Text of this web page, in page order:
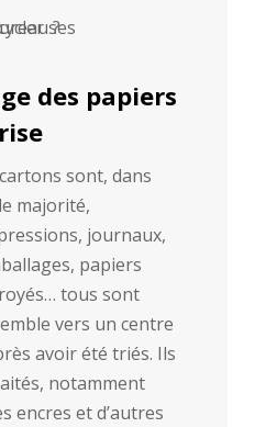
des papiers
sont, dans
majorité,
journaux,
papiers
tous sont
vers un centre
avoir été triés. Ils
notamment
encres et d’autres